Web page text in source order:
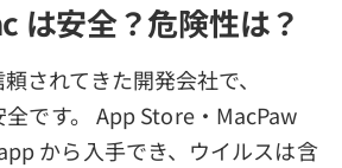
は安全？危険性は？
されてきた開発会社で、
です。 App Store・MacPaw
から入手でき、ウイルスは含